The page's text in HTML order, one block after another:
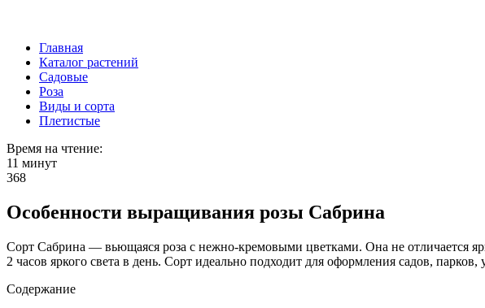
Главная
Каталог растений
Садовые
Роза
Виды и сорта
Плетистые
Время на чтение:
11 минут
368
Особенности выращивания розы Сабрина
Сорт Сабрина — вьющаяся роза с нежно-кремовыми цветками. Она не отличается
2 часов яркого света в день. Сорт идеально подходит для оформления садов,
Содержание